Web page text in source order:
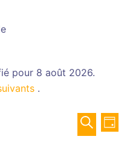
pour 8 août 2026.
.
et
de
JOUR